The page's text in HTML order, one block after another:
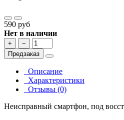
590 руб
Нет в наличии
+
−
Предзаказ
Описание
Характеристики
Отзывы (0)
Неисправный смартфон, под